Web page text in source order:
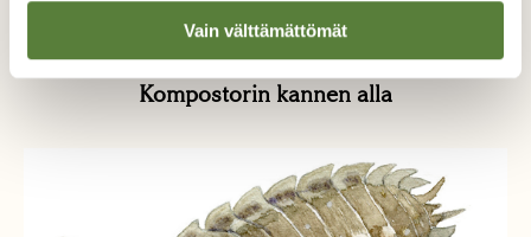
Vain välttämättömät
LUONTO
Kompostorin kannen alla